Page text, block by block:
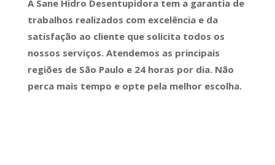
A Sane Hidro Desentupidora tem a garantia de
trabalhos realizados com excelência e da
satisfação ao cliente que solicita todos os
nossos serviços. Atendemos as principais
regiões de São Paulo e 24 horas por dia. Não
perca mais tempo e opte pela melhor escolha.